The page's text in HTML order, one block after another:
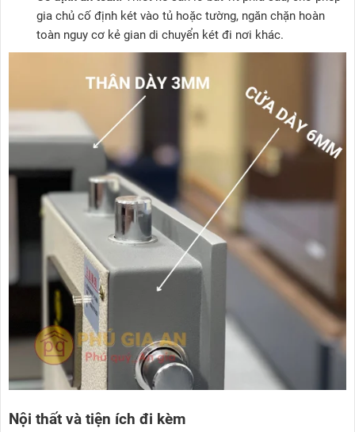
gia chủ cố định két vào tủ hoặc tường, ngăn chặn hoàn
toàn nguy cơ kẻ gian di chuyển két đi nơi khác.
Nội thất và tiện ích đi kèm